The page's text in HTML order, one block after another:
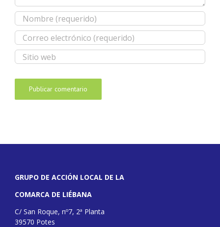
GRUPO DE ACCIÓN LOCAL DE LA
COMARCA DE LIÉBANA
C/ San Roque, nº7, 2ª Planta
39570 Potes